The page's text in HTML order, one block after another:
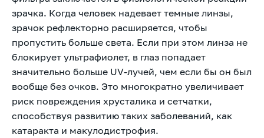
зрачка. Когда человек надевает темные линзы,
зрачок рефлекторно расширяется, чтобы
пропустить больше света. Если при этом линза не
блокирует ультрафиолет, в глаз попадает
значительно больше UV-лучей, чем если бы он был
вообще без очков. Это многократно увеличивает
риск повреждения хрусталика и сетчатки,
способствуя развитию таких заболеваний, как
катаракта и макулодистрофия.